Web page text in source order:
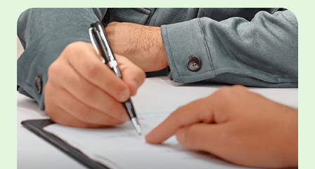
500,000 دينار، وجائزة شهرية بقيمة 100,000
دينار. وتعتبر هذه الحملة الجديدة من جوائز
حساب "الحصاد" سارية اعتبارا من شهر يناير
للعام الجاري، لتكون بمثابة مفاجأة سارة للعملاء
بالتزامن مع استئناف حملات السحوبات التي تتم
على الحسابات الاستثمارية والتي تجري تحت
إشراف جهات تدقيق مستقلة استعان بها البنك
لضمان أعلى مستويات النزاهة والشفافية.
ويهتم بيت التمويل الكويتي بتطوير مزايا حساب